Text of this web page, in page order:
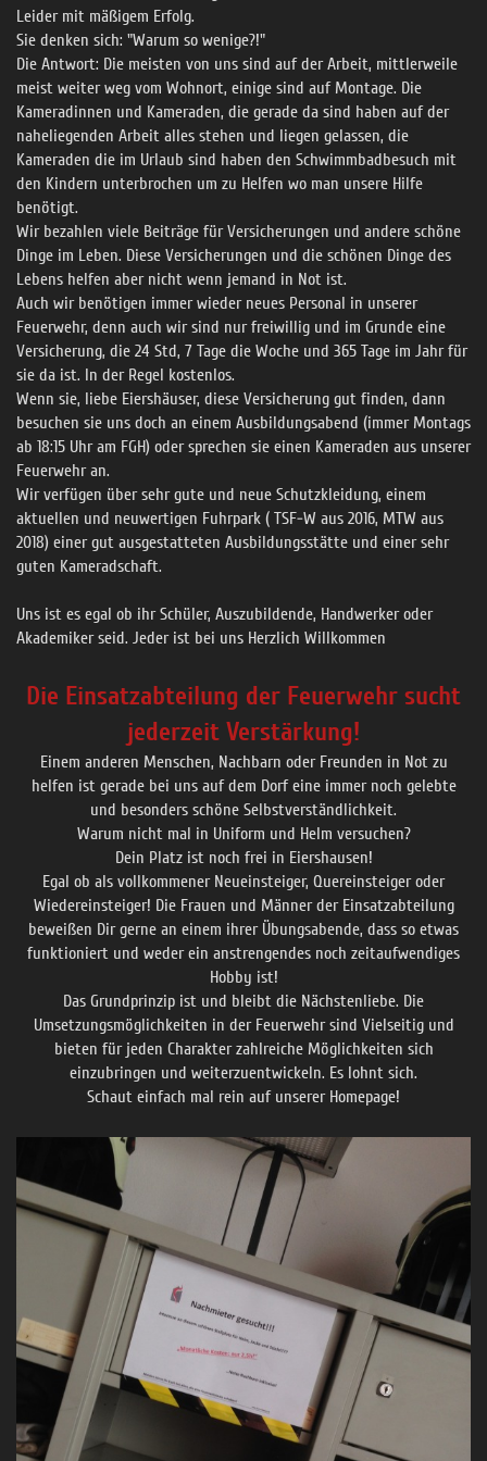
Leider mit mäßigem Erfolg.
Sie denken sich: "Warum so wenige?!"
Die Antwort: Die meisten von uns sind auf der Arbeit, mittlerweile
meist weiter weg vom Wohnort, einige sind auf Montage. Die
Kameradinnen und Kameraden, die gerade da sind haben auf der
naheliegenden Arbeit alles stehen und liegen gelassen, die
Kameraden die im Urlaub sind haben den Schwimmbadbesuch mit
den Kindern unterbrochen um zu Helfen wo man unsere Hilfe
benötigt.
Wir bezahlen viele Beiträge für Versicherungen und andere schöne
Dinge im Leben. Diese Versicherungen und die schönen Dinge des
Lebens helfen aber nicht wenn jemand in Not ist.
Auch wir benötigen immer wieder neues Personal in unserer
Feuerwehr, denn auch wir sind nur freiwillig und im Grunde eine
Versicherung, die 24 Std, 7 Tage die Woche und 365 Tage im Jahr für
sie da ist. In der Regel kostenlos.
Wenn sie, liebe Eiershäuser, diese Versicherung gut finden, dann
besuchen sie uns doch an einem Ausbildungsabend (immer Montags
ab 18:15 Uhr am FGH) oder sprechen sie einen Kameraden aus unserer
Feuerwehr an.
Wir verfügen über sehr gute und neue Schutzkleidung, einem
aktuellen und neuwertigen Fuhrpark ( TSF-W aus 2016, MTW aus
2018) einer gut ausgestatteten Ausbildungsstätte und einer sehr
guten Kameradschaft.
Uns ist es egal ob ihr Schüler, Auszubildende, Handwerker oder
Akademiker seid. Jeder ist bei uns Herzlich Willkommen
Die Einsatzabteilung der Feuerwehr sucht
jederzeit Verstärkung!
Einem anderen Menschen, Nachbarn oder Freunden in Not zu
helfen ist gerade bei uns auf dem Dorf eine immer noch gelebte
und besonders schöne Selbstverständlichkeit.
Warum nicht mal in Uniform und Helm versuchen?
Dein Platz ist noch frei in Eiershausen!
Egal ob als vollkommener Neueinsteiger, Quereinsteiger oder
Wiedereinsteiger! Die Frauen und Männer der Einsatzabteilung
beweißen Dir gerne an einem ihrer Übungsabende, dass so etwas
funktioniert und weder ein anstrengendes noch zeitaufwendiges
Hobby ist!
Das Grundprinzip ist und bleibt die Nächstenliebe. Die
Umsetzungsmöglichkeiten in der Feuerwehr sind Vielseitig und
bieten für jeden Charakter zahlreiche Möglichkeiten sich
einzubringen und weiterzuentwickeln. Es lohnt sich.
Schaut einfach mal rein auf unserer Homepage!